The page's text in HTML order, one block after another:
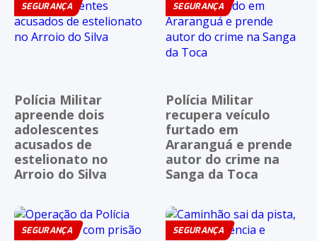
SEGURANÇA
Polícia Militar
apreende dois
adolescentes
acusados de
estelionato no
Arroio do Silva
SEGURANÇA
Polícia Militar
recupera veículo
furtado em
Araranguá e prende
autor do crime na
Sanga da Toca
SEGURANÇA SEGURANÇA